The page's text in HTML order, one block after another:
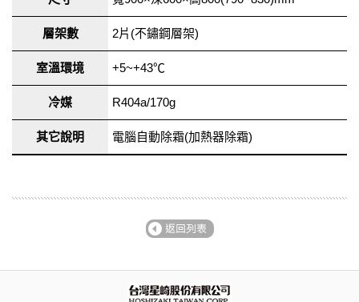
層架數 2片(不鏽鋼層架)
室溫環境 +5~+43℃
冷媒 R404a/170g
其它說明 電腦自動除霜(加熱器除霜)